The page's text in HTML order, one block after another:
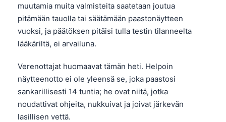
muutamia muita valmisteita saatetaan joutua
pitämään tauolla tai säätämään paastonäytteen
vuoksi, ja päätöksen pitäisi tulla testin tilanneelta
lääkäriltä, ei arvailuna.
Verenottajat huomaavat tämän heti. Helpoin
näytteenotto ei ole yleensä se, joka paastosi
sankarillisesti 14 tuntia; he ovat niitä, jotka
noudattivat ohjeita, nukkuivat ja joivat järkevän
lasillisen vettä.
Svenska
Bosanski
Azərbaycan dili
日本語
Čeština
ქართული